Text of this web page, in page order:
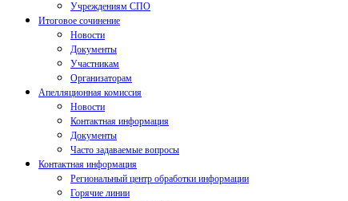
Учреждениям СПО
Итоговое сочинение
Новости
Документы
Участникам
Организаторам
Апелляционная комиссия
Новости
Контактная информация
Документы
Часто задаваемые вопросы
Контактная информация
Региональный центр обработки информации
Горячие линии